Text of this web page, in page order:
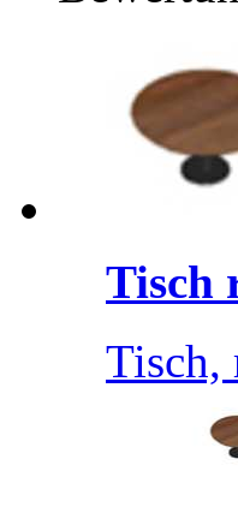
Tisch
Tisch,